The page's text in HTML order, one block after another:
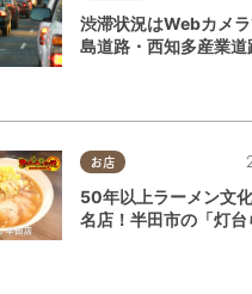
渋滞状況はWebカメ
島道路・西知多産業道
お店
50年以上ラーメン文
名店！半田市の「灯台
半田店」へ【熱血ラ